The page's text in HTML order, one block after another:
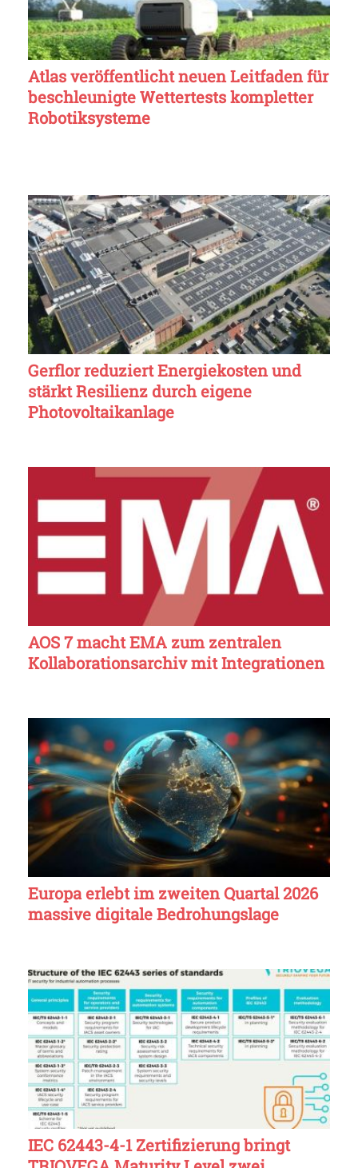
Atlas veröffentlicht neuen Leitfaden für
beschleunigte Wettertests kompletter
Robotiksysteme
Gerflor reduziert Energiekosten und
stärkt Resilienz durch eigene
Photovoltaikanlage
AOS 7 macht EMA zum zentralen
Kollaborationsarchiv mit Integrationen
Europa erlebt im zweiten Quartal 2026
massive digitale Bedrohungslage
IEC 62443-4-1 Zertifizierung bringt